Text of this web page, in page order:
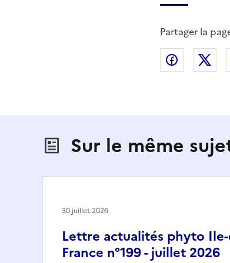
Partager la
Partager
Sur le même
Lettre actualités phyto
France n°199 - juillet 2026
30 juillet 2026